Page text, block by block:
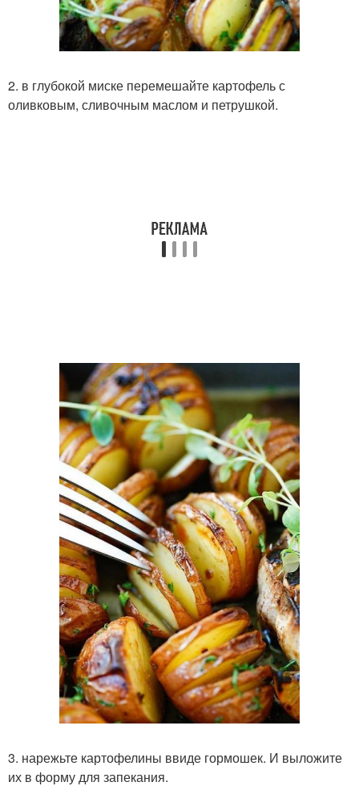
2. в глубокой миске перемешайте картофель с
оливковым, сливочным маслом и петрушкой.
3. нарежьте картофелины ввиде гормошек. И выложите
их в форму для запекания.